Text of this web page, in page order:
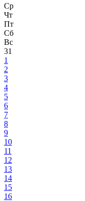
Ср
Чт
Пт
Сб
Вс
31
1
2
3
4
5
6
7
8
9
10
11
12
13
14
15
16